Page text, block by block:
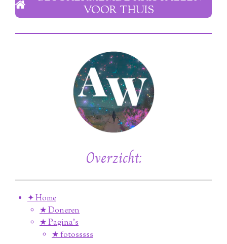
VOOR THUIS
Overzicht:
✦ Home
★ Doneren
★ Pagina’s
★ fotosssss